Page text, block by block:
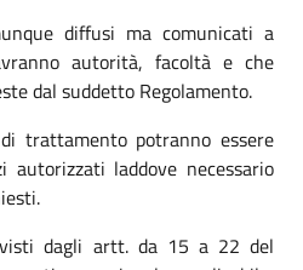
diffusi ma comunicati a
autorità, facoltà e che
dal suddetto Regolamento.
trattamento potranno essere
laddove necessario
dagli artt. da 15 a 22 del